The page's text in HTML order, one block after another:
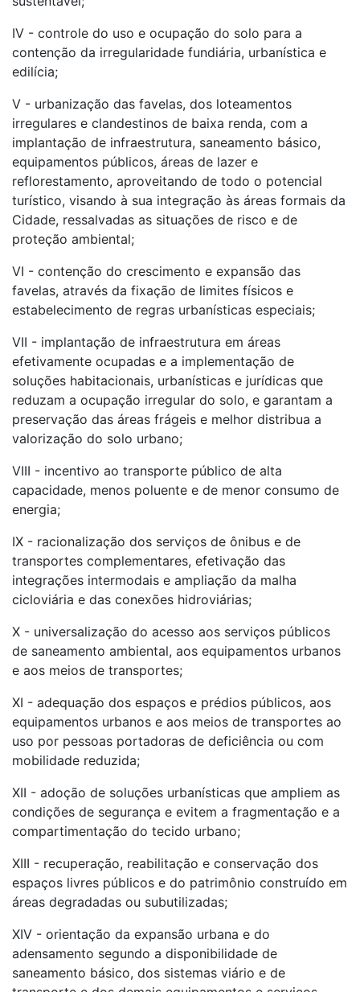
IV - controle do uso e ocupação do solo para a
contenção da irregularidade fundiária, urbanística e
edilícia;
V - urbanização das favelas, dos loteamentos
irregulares e clandestinos de baixa renda, com a
implantação de infraestrutura, saneamento básico,
equipamentos públicos, áreas de lazer e
reflorestamento, aproveitando de todo o potencial
turístico, visando à sua integração às áreas formais da
Cidade, ressalvadas as situações de risco e de
proteção ambiental;
VI - contenção do crescimento e expansão das
favelas, através da fixação de limites físicos e
estabelecimento de regras urbanísticas especiais;
VII - implantação de infraestrutura em áreas
efetivamente ocupadas e a implementação de
soluções habitacionais, urbanísticas e jurídicas que
reduzam a ocupação irregular do solo, e garantam a
preservação das áreas frágeis e melhor distribua a
valorização do solo urbano;
VIII - incentivo ao transporte público de alta
capacidade, menos poluente e de menor consumo de
energia;
IX - racionalização dos serviços de ônibus e de
transportes complementares, efetivação das
integrações intermodais e ampliação da malha
cicloviária e das conexões hidroviárias;
X - universalização do acesso aos serviços públicos
de saneamento ambiental, aos equipamentos urbanos
e aos meios de transportes;
XI - adequação dos espaços e prédios públicos, aos
equipamentos urbanos e aos meios de transportes ao
uso por pessoas portadoras de deficiência ou com
mobilidade reduzida;
XII - adoção de soluções urbanísticas que ampliem as
condições de segurança e evitem a fragmentação e a
compartimentação do tecido urbano;
XIII - recuperação, reabilitação e conservação dos
espaços livres públicos e do patrimônio construído em
áreas degradadas ou subutilizadas;
XIV - orientação da expansão urbana e do
adensamento segundo a disponibilidade de
saneamento básico, dos sistemas viário e de